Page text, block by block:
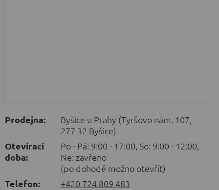
Prodejna:
Byšice u Prahy (Tyršovo nám. 107,
277 32 Byšice)
Otevírací
doba:
Po - Pá: 9:00 - 17:00, So: 9:00 - 12:00,
Ne: zavřeno
(po dohodě možno otevřít)
Telefon:
+420 724 809 483